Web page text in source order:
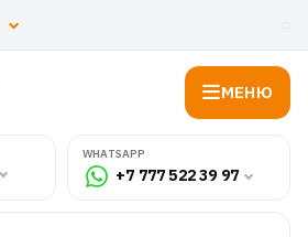
МЕНЮ
WHATSAPP
+7 777 522 39 97